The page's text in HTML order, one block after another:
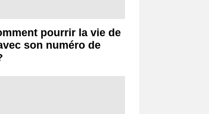
pourrir la vie de
son numéro de